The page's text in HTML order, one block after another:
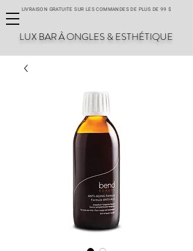
LIVRAISON GRATUITE SUR LES COMMANDES DE PLUS DE 99 $
LUX BAR À ONGLES & ESTHÉTIQUE